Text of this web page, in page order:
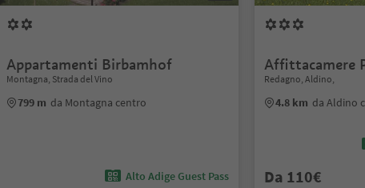
Appartamenti Birbamhof
Montagna, Strada del Vino
799 m da Montagna centro
Alto Adige Guest Pass
Affittacamere
Redagno, Aldino,
4.8 km da Aldino
Da 110€